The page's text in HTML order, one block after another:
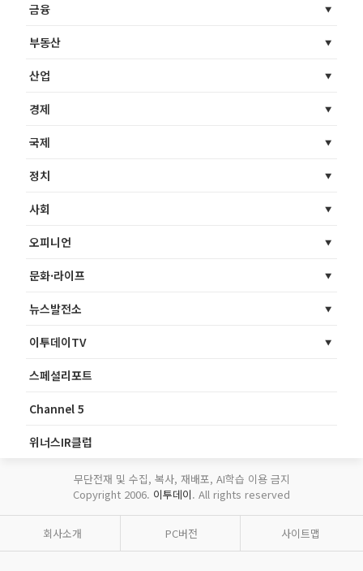
금융
부동산
산업
경제
국제
정치
사회
오피니언
문화·라이프
뉴스발전소
이투데이TV
스페셜리포트
Channel 5
위너스IR클럽
무단전재 및 수집, 복사, 재배포, AI학습 이용 금지
Copyright 2006. 이투데이. All rights reserved
회사소개 PC버전 사이트맵